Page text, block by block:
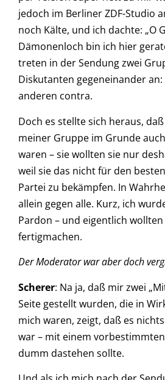
jedoch im Berliner ZDF-Studio
noch Kälte, und ich dachte: „O
Dämonenloch bin ich hier
treten in der Sendung zwei
Diskutanten gegeneinander
anderen contra.
Doch es stellte sich heraus,
meiner Gruppe im Grunde
waren – sie wollten sie nur
weil sie das nicht für den
Partei zu bekämpfen. In
allein gegen alle. Kurz, ich
Pardon – und eigentlich
fertigmachen.
Der Moderator war aber doch
Scherer: Na ja, daß mir zwei
Seite gestellt wurden, die in
mich waren, zeigt, daß es
war – mit einem
dumm dastehen sollte.